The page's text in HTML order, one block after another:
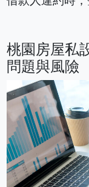
桃園房屋私
問題與風險